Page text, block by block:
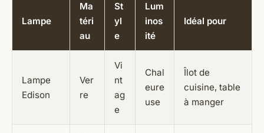
Lampe
Ma
téri
au
St
yl
e
Lum
inos
ité
Idéal pour
Lampe
Edison
Ver
re
Vi
nt
ag
e
Chal
eure
use
Îlot de
cuisine, table
à manger